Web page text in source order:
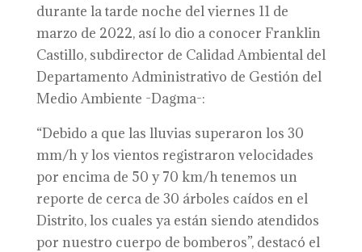
durante la tarde noche del viernes 11 de
marzo de 2022, así lo dio a conocer Franklin
Castillo, subdirector de Calidad Ambiental del
Departamento Administrativo de Gestión del
Medio Ambiente -Dagma-:
“Debido a que las lluvias superaron los 30
mm/h y los vientos registraron velocidades
por encima de 50 y 70 km/h tenemos un
reporte de cerca de 30 árboles caídos en el
Distrito, los cuales ya están siendo atendidos
por nuestro cuerpo de bomberos”, destacó el